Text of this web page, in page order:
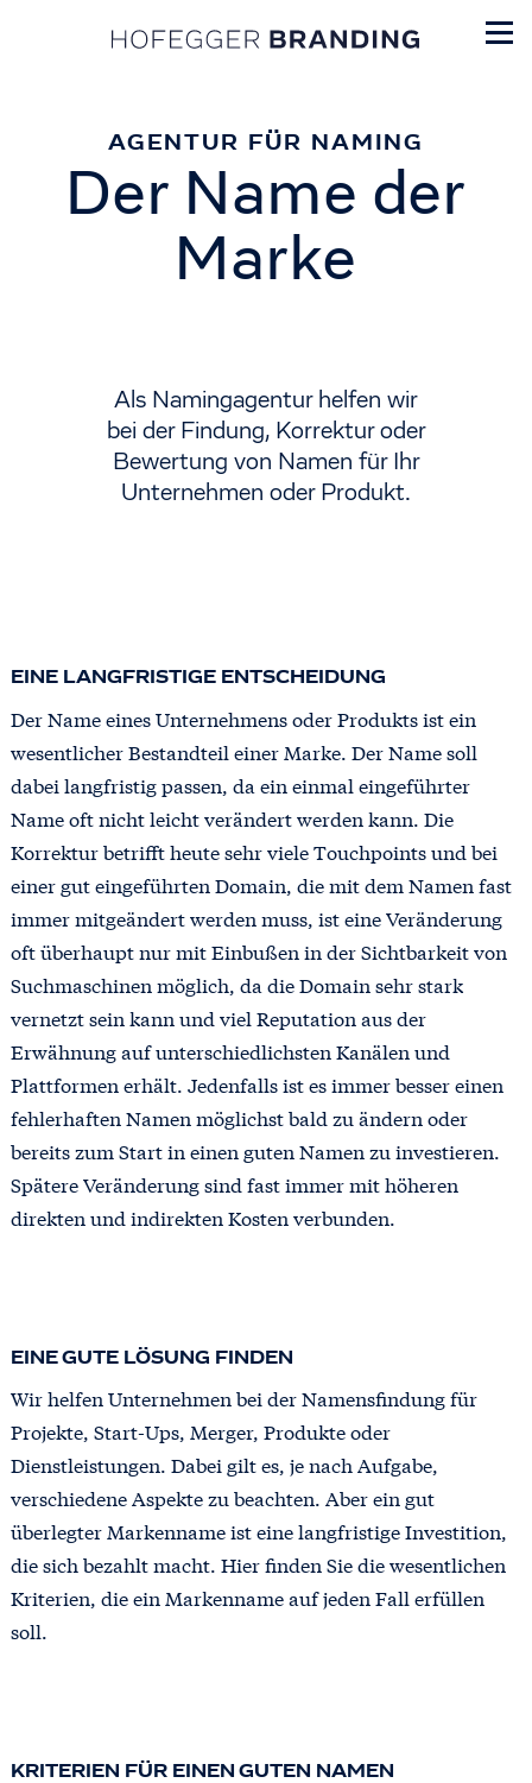
Der Name der
Marke
AGENTUR FÜR NAMING
Als Namingagentur helfen wir
bei der Findung, Korrektur oder
Bewertung von Namen für Ihr
Unternehmen oder Produkt.
EINE LANGFRISTIGE ENTSCHEIDUNG
Der Name eines Unternehmens oder Produkts ist ein
wesentlicher Bestandteil einer Marke. Der Name soll
dabei langfristig passen, da ein einmal eingeführter
Name oft nicht leicht verändert werden kann. Die
Korrektur betrifft heute sehr viele Touchpoints und bei
einer gut eingeführten Domain, die mit dem Namen fast
immer mitgeändert werden muss, ist eine Veränderung
oft überhaupt nur mit Einbußen in der Sichtbarkeit von
Suchmaschinen möglich, da die Domain sehr stark
vernetzt sein kann und viel Reputation aus der
Erwähnung auf unterschiedlichsten Kanälen und
Plattformen erhält. Jedenfalls ist es immer besser einen
fehlerhaften Namen möglichst bald zu ändern oder
bereits zum Start in einen guten Namen zu investieren.
Spätere Veränderung sind fast immer mit höheren
direkten und indirekten Kosten verbunden.
EINE GUTE LÖSUNG FINDEN
Wir helfen Unternehmen bei der Namensfindung für
Projekte, Start-Ups, Merger, Produkte oder
Dienstleistungen. Dabei gilt es, je nach Aufgabe,
verschiedene Aspekte zu beachten. Aber ein gut
überlegter Markenname ist eine langfristige Investition,
die sich bezahlt macht. Hier finden Sie die wesentlichen
Kriterien, die ein Markenname auf jeden Fall erfüllen
soll.
KRITERIEN FÜR EINEN GUTEN NAMEN